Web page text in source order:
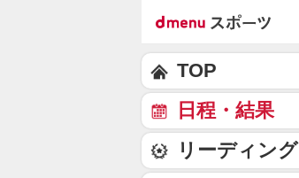
TOP
日程・結果
リーディング